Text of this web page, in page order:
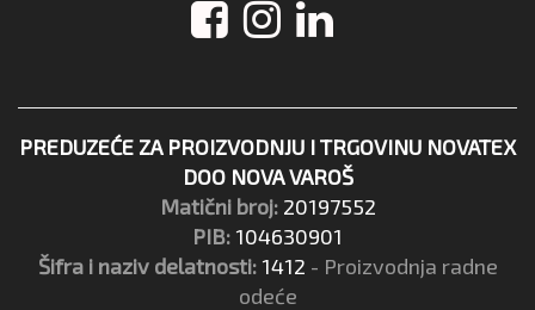
PREDUZEĆE ZA PROIZVODNJU I TRGOVINU NOVATEX
DOO NOVA VAROŠ
Matični broj: 20197552
PIB: 104630901
Šifra i naziv delatnosti: 1412 - Proizvodnja radne
odeće